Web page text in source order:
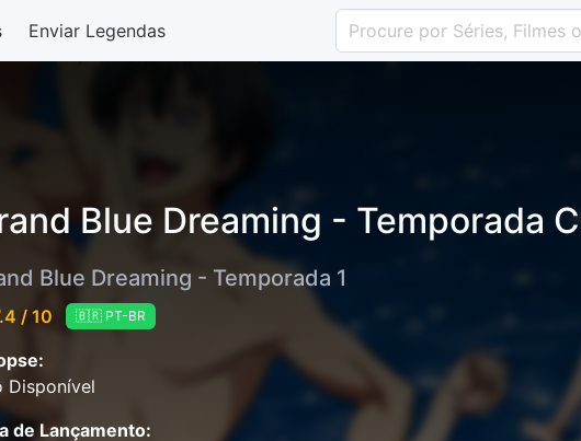
Enviar Legendas
Blue Dreaming - Temporada
Blue Dreaming - Temporada 1
/ 10 🇧🇷 PT-BR
Disponível
de Lançamento: